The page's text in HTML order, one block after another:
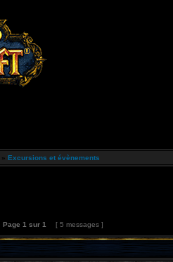
» Excursions et évènements
Page 1 sur 1 [ 5 messages ]